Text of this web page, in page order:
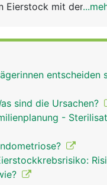
Eierstock mit dem
aber nicht im direkten
sondern bilden eine
langen Fransen
gebärfähigen Frau
eine
Eizelle ausgestossen,
aufgefangen und
des jeweiligen
Die Schleimhaut der
entscheiden
sind die Ursachen?
-